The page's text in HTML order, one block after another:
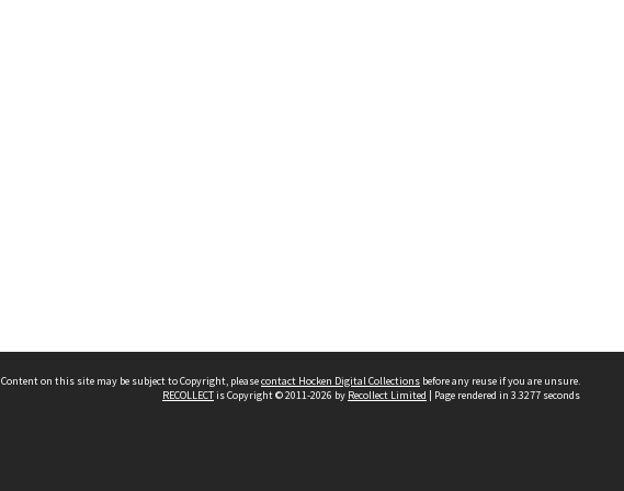
Content on this site may be subject to Copyright, pleasecontact Hocken Digital Collections before any reuse if you are unsure.
RECOLLECTis Copyright © 2011-2026 by Recollect Limited | Page rendered in 3.3277 seconds